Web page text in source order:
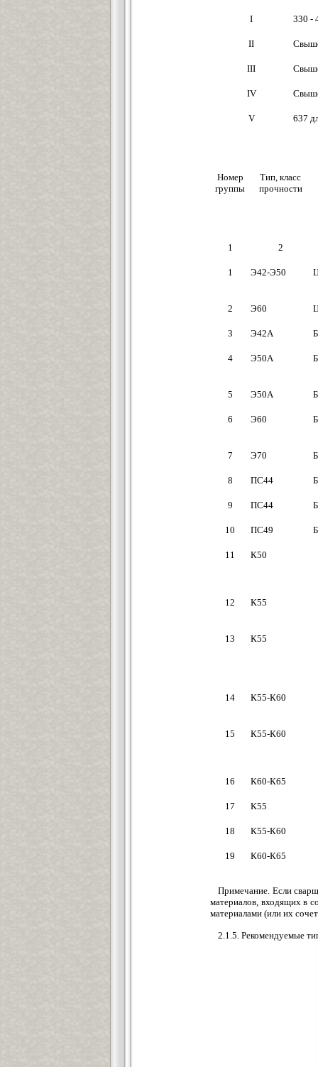
I 330 -
II
III
IV
V 637
Номер
группы
Тип, класс
прочности
1 2
1 Э42-Э50
2 Э60
3 Э42А
4 Э50А
5 Э50А
6 Э60
7 Э70
8 ПС44
9 ПС44
10 ПС49
11 К50
12 К55
13 К55
14 К55-К60
15 К55-К60
16 К60-К65
17 К55
18 К55-К60
19 К60-К65
Примечание. Если
материалов, входящих в
материалами (или их
2.1.5. Рекомендуемые